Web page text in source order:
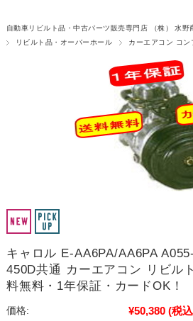
自動車リビルト品・中古パーツ販売専門店 （株） 水野
リビルト品・オーバーホール
カーエアコン コン
キャロル E-AA6PA/AA6PA
450D共通 カーエアコン リビル
料無料・1年保証・カードOK！
価格: ¥50,380 (税